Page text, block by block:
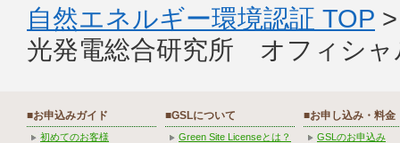
自然エネルギー環境認証 TOP
光発電総合研究所 オフィシャ
■お申込みガイド
初めてのお客様
■GSLについて
Green Site Licenseとは？
■お申し込み・料金
GSLのお申込み